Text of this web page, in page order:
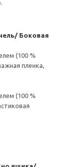
Боковая
(100 %
пленка,
(100 %